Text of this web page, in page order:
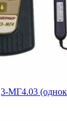
МГ4.03